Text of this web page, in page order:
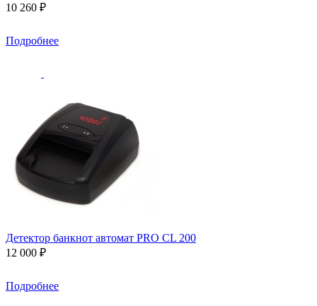
10 260 ₽
Подробнее
Детектор банкнот автомат PRO CL 200
12 000 ₽
Подробнее